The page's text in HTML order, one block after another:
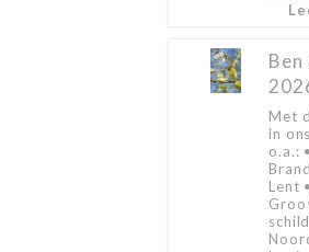
Ben
Met
in
o.a.: •
Lent